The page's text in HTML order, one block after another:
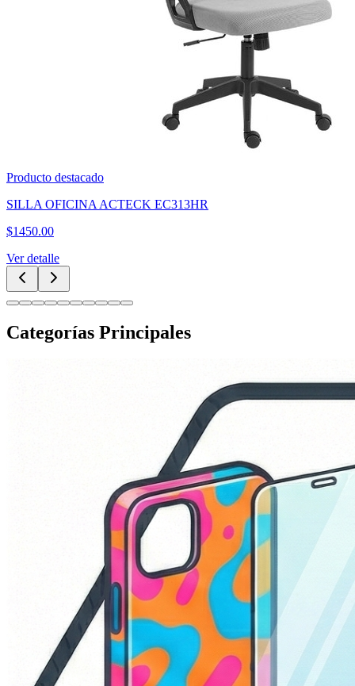
Producto destacado
SILLA OFICINA ACTECK EC313HR
$1450.00
Ver detalle
Categorías Principales